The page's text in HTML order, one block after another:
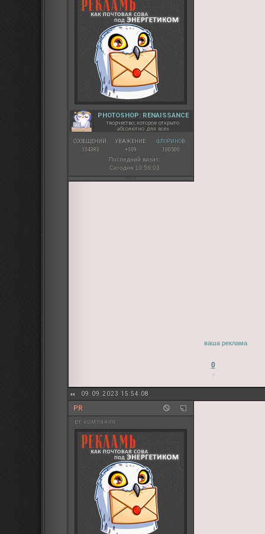
PHOTOSHOP: RENAISSANCE
творчество, которое открыто
абсолютно для всех
СООБЩЕНИЙ:
134383
УВАЖЕНИЕ:
+109
ФЛОРИНОВ:
100500
Последний визит:
Сегодня 10:56:03
ваша реклама
0
09.09.2023 15:54:08
PR
pr компания